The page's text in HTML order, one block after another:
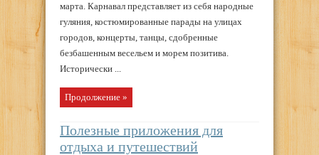
марта. Карнавал представляет из себя народные
гуляния, костюмированные парады на улицах
городов, концерты, танцы, сдобренные
безбашенным весельем и морем позитива.
Исторически ...
Продолжение »
Полезные приложения для
отдыха и путешествий